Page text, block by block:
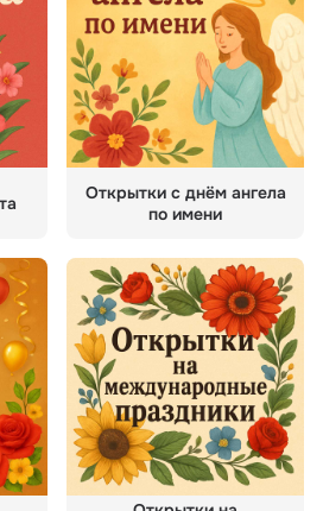
Открытки с днём ангела
по имени